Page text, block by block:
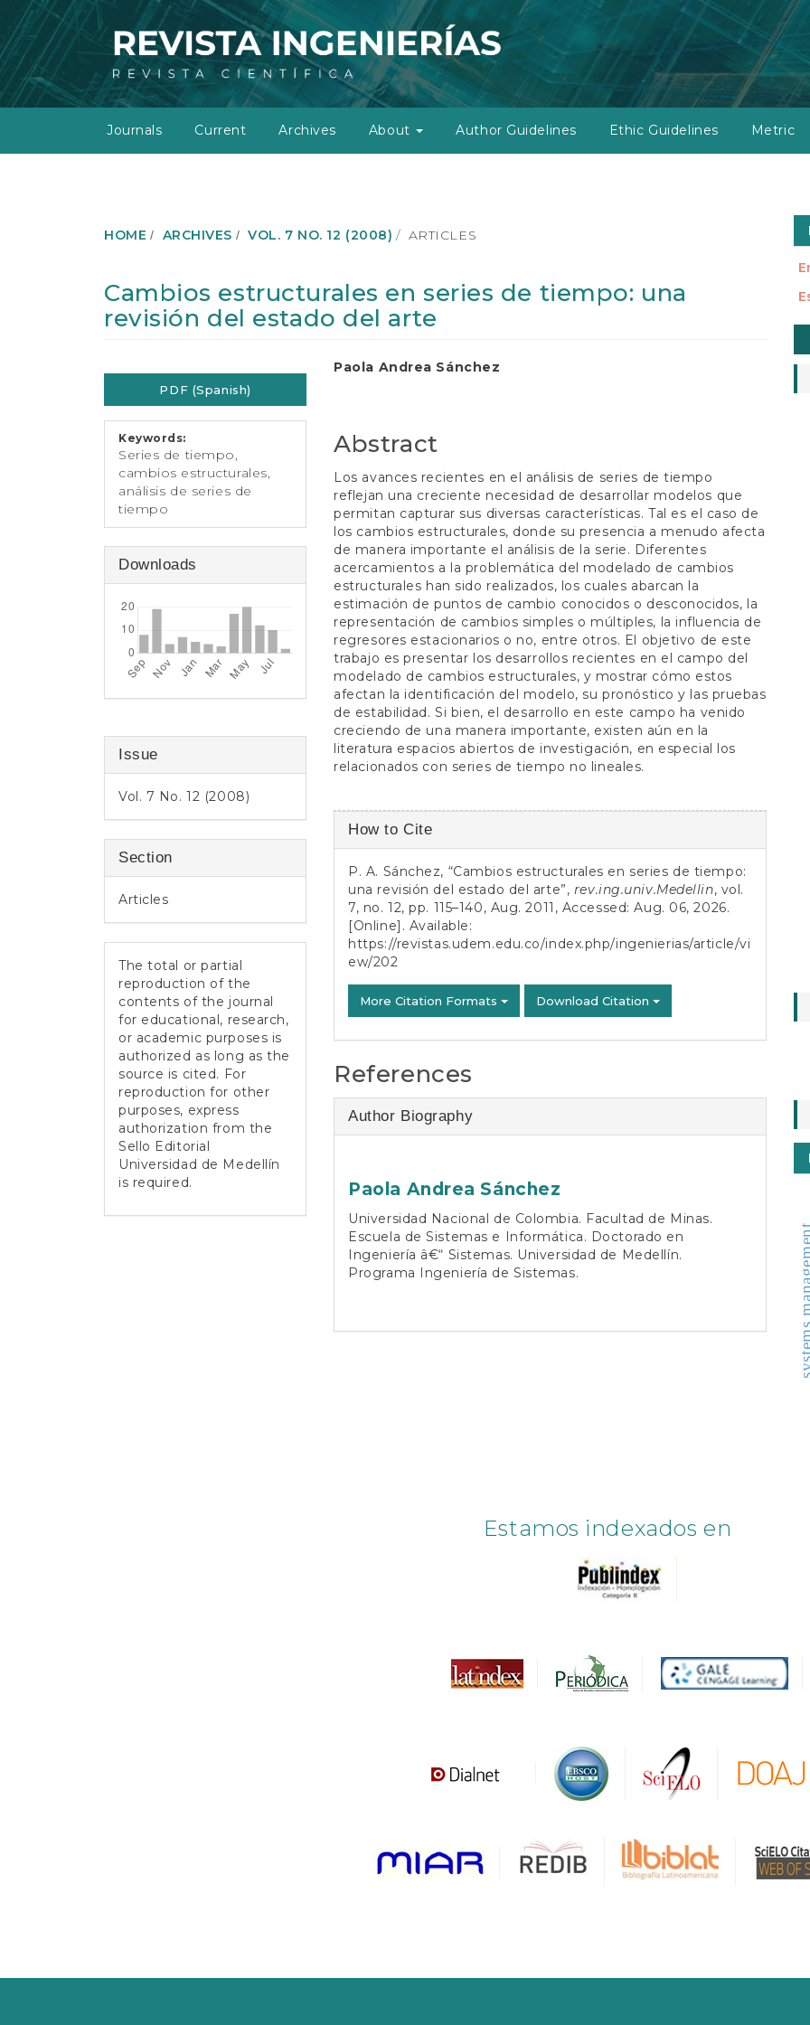
M
a
N
a
g
Journals Current Archives About Author Guidelines Ethic Guidelines Metric
HOME ARCHIVES VOL. 7 NO. 12 (2008) ARTICLES
Cambios estructurales en series de tiempo: una
revisión del estado del arte
Article
SidebarPDF (Spanish)
Keywords:
Series de tiempo,
cambios estructurales,
análisis de series de
tiempo
Downloads
Issue
Vol. 7 No. 12 (2008)
Section
Articles
The total or partial
reproduction of the
contents of the journal
for educational, research,
or academic purposes is
authorized as long as the
source is cited. For
reproduction for other
purposes, express
authorization from the
Sello Editorial
Universidad de Medellín
is required.
Main
Paola Andrea Sánchez
Abstract
Los avances recientes en el análisis de series de tiempo
reflejan una creciente necesidad de desarrollar modelos que
permitan capturar sus diversas características. Tal es el caso de
los cambios estructurales, donde su presencia a menudo afecta
de manera importante el análisis de la serie. Diferentes
acercamientos a la problemática del modelado de cambios
estructurales han sido realizados, los cuales abarcan la
estimación de puntos de cambio conocidos o desconocidos, la
representación de cambios simples o múltiples, la influencia de
regresores estacionarios o no, entre otros. El objetivo de este
trabajo es presentar los desarrollos recientes en el campo del
modelado de cambios estructurales, y mostrar cómo estos
afectan la identificación del modelo, su pronóstico y las pruebas
de estabilidad. Si bien, el desarrollo en este campo ha venido
creciendo de una manera importante, existen aún en la
literatura espacios abiertos de investigación, en especial los
relacionados con series de tiempo no lineales.
Article
Details
How to Cite
P. A. Sánchez, “Cambios estructurales en series de tiempo:
una revisión del estado del arte”, rev.ing.univ.Medellin, vol.
7, no. 12, pp. 115–140, Aug. 2011, Accessed: Aug. 06, 2026.
[Online]. Available:
https://revistas.udem.edu.co/index.php/ingenierias/article/vi
ew/202
More Citation Formats Download Citation
References
Author Biography
Paola Andrea Sánchez
Universidad Nacional de Colombia. Facultad de Minas.
Escuela de Sistemas e Informática. Doctorado en
Ingeniería â€“ Sistemas. Universidad de Medellín.
Programa Ingeniería de Sistemas.
a
Estamos indexados en